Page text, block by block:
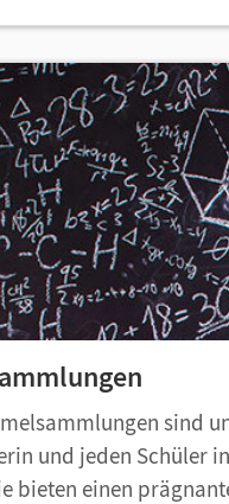
sind
und jeden Schüler
bieten einen